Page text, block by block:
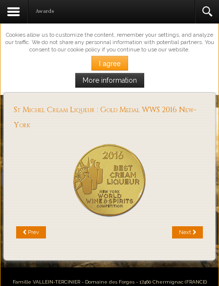
Cookies allow us to customize the content, remember your settings, and analyze
our traffic. We do not share any personnal information with potential partners. You
consent to our cookie policy if you continue to use our website.
I agree
More information
Loading...
Awards
St Michel Cream Liqueur : Gold Medal WWS 2016 New-
York
Prev Next
Famille VALLEIN-TERCINIER - Domaine des Forges - 17460 Chermignac (FRANCE)